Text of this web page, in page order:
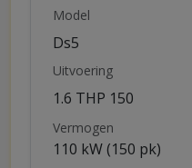
Model
Ds5
Uitvoering
1.6 THP 150
Vermogen
110 kW (150 pk)